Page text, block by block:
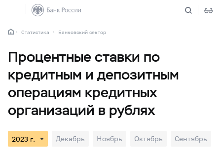
Статистика Банковский сектор
Процентные ставки по
кредитным и депозитным
операциям кредитных
организаций в рублях
Декабрь Ноябрь Октябрь Сентябрь